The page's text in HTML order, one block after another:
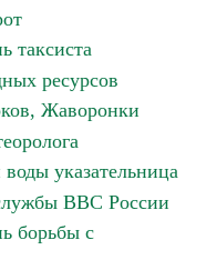
таксиста
ресурсов
Жаворонки
указательница
ВВС России
борьбы с